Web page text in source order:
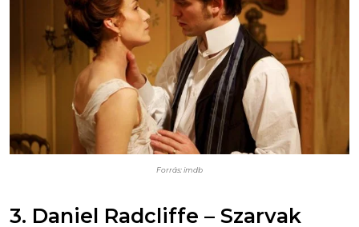
Forrás: imdb
3. Daniel Radcliffe – Szarvak